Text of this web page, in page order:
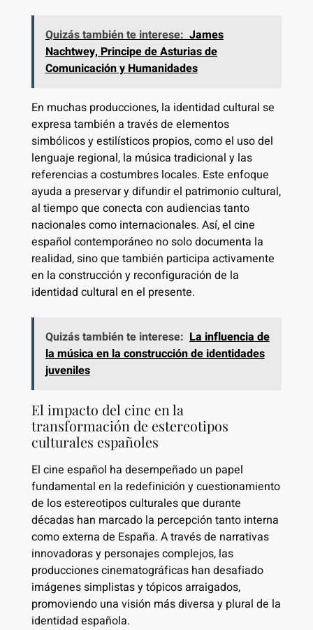
Quizás también te interese: James
Nachtwey, Principe de Asturias de
Comunicación y Humanidades
En muchas producciones, la identidad cultural se
expresa también a través de elementos
simbólicos y estilísticos propios, como el uso del
lenguaje regional, la música tradicional y las
referencias a costumbres locales. Este enfoque
ayuda a preservar y difundir el patrimonio cultural,
al tiempo que conecta con audiencias tanto
nacionales como internacionales. Así, el cine
español contemporáneo no solo documenta la
realidad, sino que también participa activamente
en la construcción y reconfiguración de la
identidad cultural en el presente.
Quizás también te interese: La influencia de
la música en la construcción de identidades
juveniles
El impacto del cine en la
transformación de estereotipos
culturales españoles
El cine español ha desempeñado un papel
fundamental en la redefinición y cuestionamiento
de los estereotipos culturales que durante
décadas han marcado la percepción tanto interna
como externa de España. A través de narrativas
innovadoras y personajes complejos, las
producciones cinematográficas han desafiado
imágenes simplistas y tópicos arraigados,
promoviendo una visión más diversa y plural de la
identidad española.